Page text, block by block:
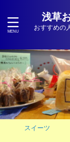
浅草
おすすめの
スイーツ